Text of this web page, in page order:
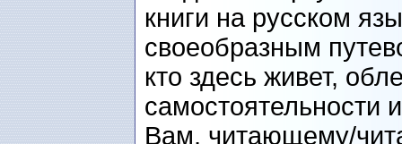
книги на русском
своеобразным
кто здесь живет,
самостоятельности
Вам, читающему/